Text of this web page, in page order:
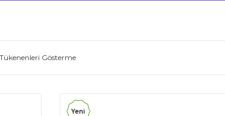
Tükenenleri Gösterme
Yeni